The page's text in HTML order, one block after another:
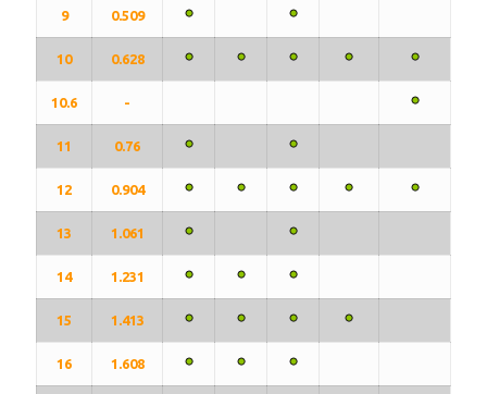
9 0.509
10 0.628
10.6 -
11 0.76
12 0.904
13 1.061
14 1.231
15 1.413
16 1.608